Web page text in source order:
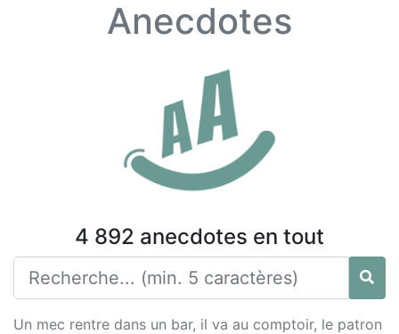
Anecdotes
4 892 anecdotes en tout
Un mec rentre dans un bar, il va au comptoir, le patron